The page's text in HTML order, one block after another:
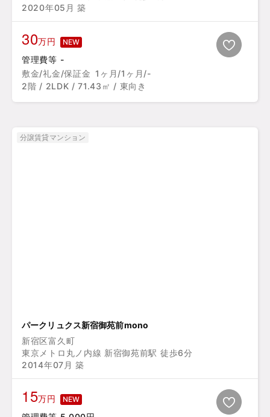
2020年05月 築
30万円 NEW
管理費等 -
敷金/礼金/保証金 1ヶ月/1ヶ月/-
2階 / 2LDK / 71.43㎡ / 東向き
分譲賃貸マンション
パークリュクス新宿御苑前mono
新宿区富久町
東京メトロ丸ノ内線 新宿御苑前駅 徒歩6分
2014年07月 築
15万円 NEW